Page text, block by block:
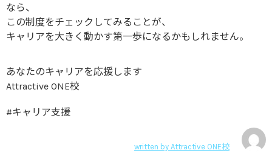
なら、
この制度をチェックしてみることが、
キャリアを大きく動かす第一歩になるかもしれません。
あなたのキャリアを応援します
Attractive ONE校
#キャリア支援
written by Attractive ONE校